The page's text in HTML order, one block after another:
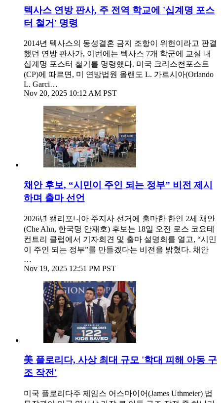
텍사스 연방 판사, 주 전역 학교에 '십계명 포스
터 철거' 명령
2014년 텍사스의 동성결혼 금지 조항이 위헌이라고 판결
했던 연방 판사가, 이번에는 텍사스 7개 학군에 교실 내
십계명 포스터 철거를 명령했다. 미국 크리스천포스트
(CP)에 따르면, 미 연방법원 올랜도 L. 가르시아(Orlando
L. Garci…
Nov 20, 2025 10:12 AM PST
채안 후보, “시민이 주인 되는 정부” 비전 제시
하며 출마 선언
2026년 캘리포니아 주지사 선거에 출마한 한인 2세 채안
(Che Ahn, 한국명 안재호) 후보는 18일 오전 로스 코요테
컨트리 클럽에서 기자회견 및 출마 설명회를 열고, “시민
이 주인 되는 정부”를 만들겠다는 비전을 밝혔다. 채안
…
Nov 19, 2025 12:51 PM PST
美 플로리다, 사상 최대 규모 '학대 피해 아동 구
조 작전'
미국 플로리다주 제임스 어스마이어(James Uthmeier) 법